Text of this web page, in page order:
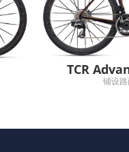
TCR
铺设